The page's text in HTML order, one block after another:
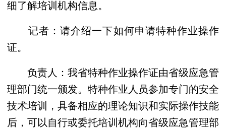
细了解培训机构信息。
记者：请介绍一下如何申请特种作业操作
证。
负责人：我省特种作业操作证由省级应急管
理部门统一颁发。特种作业人员参加专门的安全
技术培训，具备相应的理论知识和实际操作技能
后，可以自行或委托培训机构向省级应急管理部